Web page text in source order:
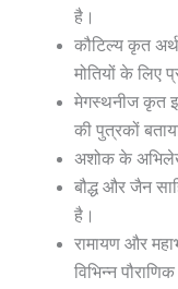
है।
कौटिल्य कृत
मोतियों के लिए
मेगस्थनीज कृत
की पुत्रकों
अशोक के
बौद्ध और जैन
है।
रामायण और
विभिन्न